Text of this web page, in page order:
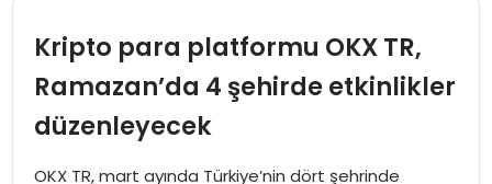
SAĞLIK
EĞITIM
Kripto para platformu OKX TR,
Ramazan’da 4 şehirde etkinlikler
düzenleyecek
OKX TR, mart ayında Türkiye’nin dört şehrinde